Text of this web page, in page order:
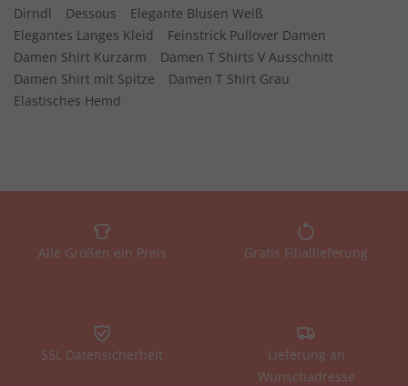
Dirndl Dessous
Elegante Blusen Weiß
Elegantes Langes Kleid
Feinstrick Pullover Damen
Damen Shirt Kurzarm
Damen T Shirts V Ausschnitt
Damen Shirt mit Spitze
Damen T Shirt Grau
Elastisches Hemd
Alle Größen ein Preis Gratis Filiallieferung
SSL Datensicherheit
Lieferung an
Wunschadresse